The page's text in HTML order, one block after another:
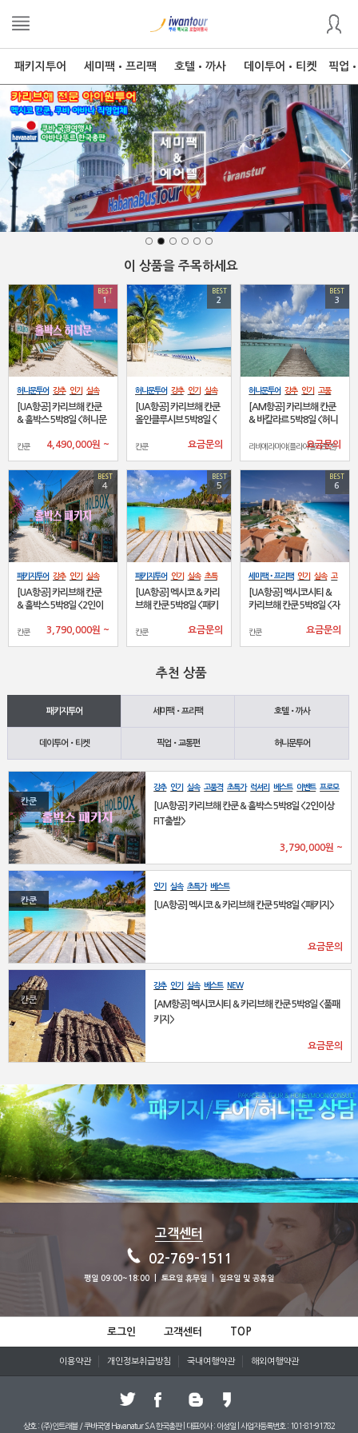
패키지투어 세미팩•프리팩 호텔•까사 데이투어•티켓 픽업
이 상품을 주목하세요
BEST
1
허니문투어 강추 인기
실속
고품격
초특가 럭셔리 베스
이벤트 프로모션 NEW
[UA항공] 카리브해 칸쿤
& 홀박스 5박8일 <허니문
칸쿤 4,490,000원 ~
BEST
2
허니문투어 강추 인기
실속
초특가 베스트
[UA항공] 카리브해 칸쿤
올인클루시브 5박8일 <
칸쿤 요금문의
BEST
3
허니문투어 강추 인기
고품
격 초특가 럭셔리 베스트
프
로모션 NEW
[AM항공] 카리브해 칸쿤
& 바칼라르 5박8일 <허니
리비에라마야(플라야델카르멘)
요금문의
BEST
4
패키지투어 강추 인기
실속
고품격
초특가 럭셔리 베스
이벤트 프로모션 NEW
[UA항공] 카리브해 칸쿤
& 홀박스 5박8일 <2인이
칸쿤 3,790,000원 ~
BEST
5
패키지투어 인기 실속 초특
가
베스트
[UA항공] 멕시코 & 카리
브해 칸쿤 5박8일 <패키
칸쿤 요금문의
BEST
6
세미팩•프리팩 인기 실속
고
품격 초특가 럭셔리 베스트
[UA항공] 멕시코시티 &
카리브해 칸쿤 5박8일 <자
칸쿤 요금문의
추천 상품
패키지투어 세미팩•프리팩 호텔•까사
데이투어•티켓 픽업•교통편 허니문투어
칸쿤
강추 인기 실속 고품격 초특가 럭셔리 베스트 이벤트
프로모
[UA항공] 카리브해 칸쿤 & 홀박스 5박8일 <2인이상
FIT출발>
3,790,000원 ~
칸쿤
인기 실속 초특가 베스트
[UA항공] 멕시코 & 카리브해 칸쿤 5박8일 <패키지>
요금문의
칸쿤
강추 인기 실속 베스트 NEW
[AM항공] 멕시코시티 & 카리브해 칸쿤 5박8일 <풀패
키지>
요금문의
고객센터
02-769-1511
평일 09:00~18:00 | 토요일 휴무일 | 일요일 및 공휴일
로그인 고객센터 TOP
이용약관 개인정보취급방침 국내여행약관 해외여행약관
상호 : (주)인트래블 / 쿠바국영 Havanatur S.A 한국총판 | 대표이사 : 이성일 | 사업자등록번호 : 101-81-91782